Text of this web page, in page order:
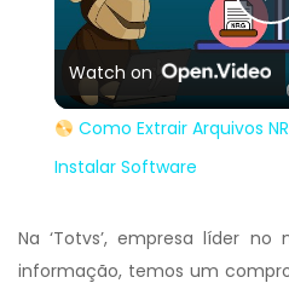
Watch on
Como Extrair Arquivos
Instalar Software
Na ‘Totvs’, empresa líder
informação, temos um